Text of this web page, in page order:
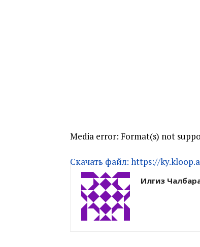
Media error: Format(s) not
Скачать файл: https://
00:00
Используйте клавиши
Илгиз